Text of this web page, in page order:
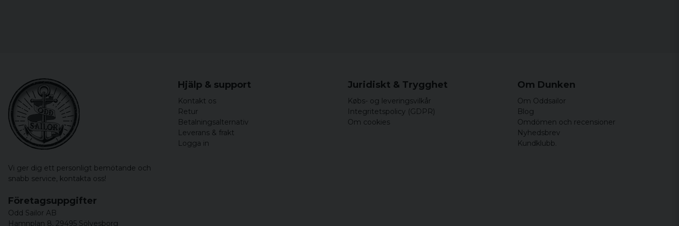
Vi ger dig ett personligt bemötande och
snabb service, kontakta oss!
Hjälp & support
Kontakt os
Retur
Betalningsalternativ
Leverans & frakt
Logga in
Juridiskt & Trygghet
Købs- og leveringsvilkår
Integritetspolicy (GDPR)
Om cookies
Om Dunken
Om Oddsailor
Blog
Omdömen och recensioner
Nyhedsbrev
Kundklubb.
Företagsuppgifter
Odd Sailor AB
Hamnplan 8, 29495 Sölvesborg